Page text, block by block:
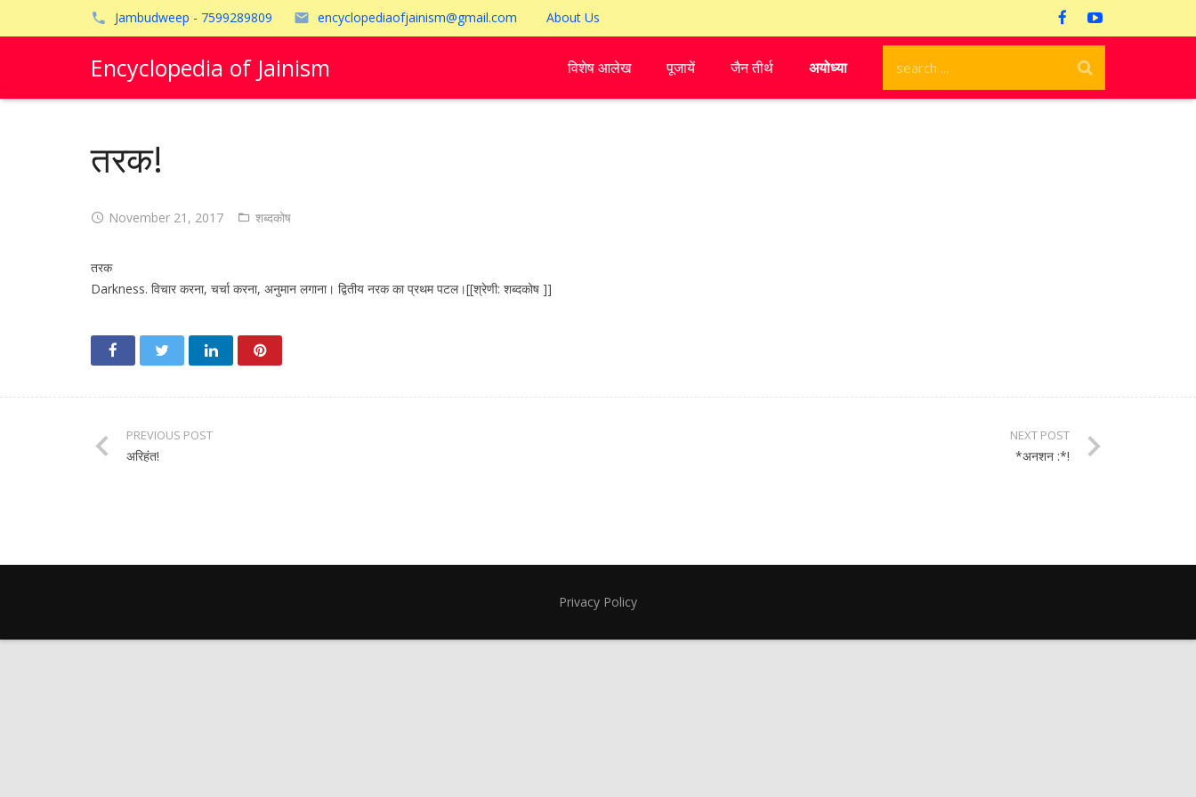
Jambudweep - 7599289809 encyclopediaofjainism@gmail.com About Us
Encyclopedia of Jainism विशेष आलेख पूजायें जैन तीर्थ अयोध्या
तरक!
November 21, 2017 शब्दकोष
तरक
Darkness. विचार करना, चर्चा करना, अनुमान लगाना। द्वितीय नरक का प्रथम पटल।[[श्रेणी: शब्दकोष ]]
PREVIOUS POST
अरिहंत!
NEXT POST
*अनशन :*!
Privacy Policy